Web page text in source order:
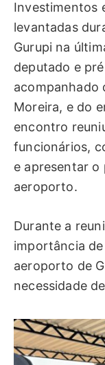
Investimentos
levantadas
Gurupi na
deputado e
acompanhado
Moreira, e do
encontro
funcionários,
e apresentar o
aeroporto.
Durante a
importância
aeroporto de
necessidade